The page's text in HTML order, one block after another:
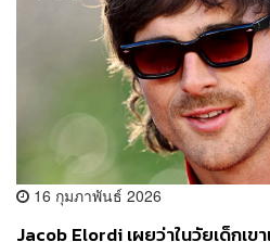
16 กุมภาพันธ์ 2026
Jacob Elordi เผยว่าในวัยเด็กเ